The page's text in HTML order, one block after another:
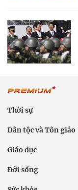
Thời sự
Dân tộc và Tôn giáo
Giáo dục
Đời sống